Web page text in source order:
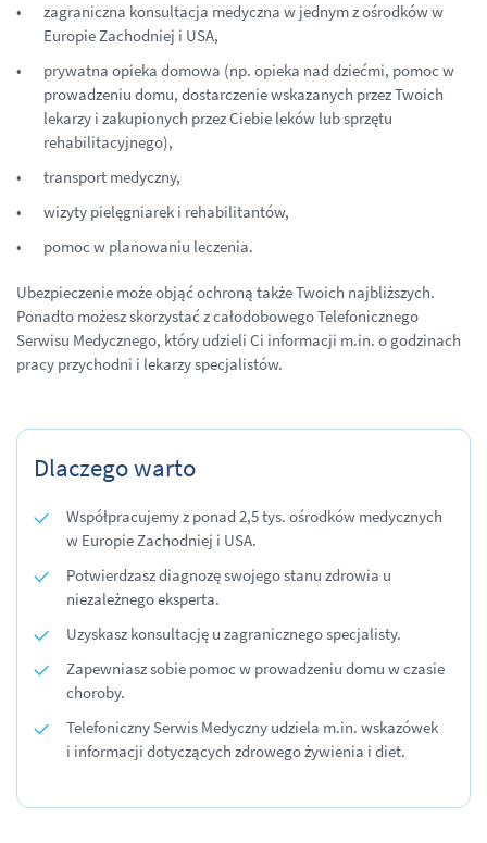
zagraniczna konsultacja medyczna w jednym z ośrodków w
Europie Zachodniej i USA,
prywatna opieka domowa (np. opieka nad dziećmi, pomoc w
prowadzeniu domu, dostarczenie wskazanych przez Twoich
lekarzy i zakupionych przez Ciebie leków lub sprzętu
rehabilitacyjnego),
transport medyczny,
wizyty pielęgniarek i rehabilitantów,
pomoc w planowaniu leczenia.
Ubezpieczenie może objąć ochroną także Twoich najbliższych.
Ponadto możesz skorzystać z całodobowego Telefonicznego
Serwisu Medycznego, który udzieli Ci informacji m.in. o godzinach
pracy przychodni i lekarzy specjalistów.
Dlaczego warto
Współpracujemy z ponad 2,5 tys. ośrodków medycznych
w Europie Zachodniej i USA.
Potwierdzasz diagnozę swojego stanu zdrowia u
niezależnego eksperta.
Uzyskasz konsultację u zagranicznego specjalisty.
Zapewniasz sobie pomoc w prowadzeniu domu w czasie
choroby.
Telefoniczny Serwis Medyczny udziela m.in. wskazówek
i informacji dotyczących zdrowego żywienia i diet.